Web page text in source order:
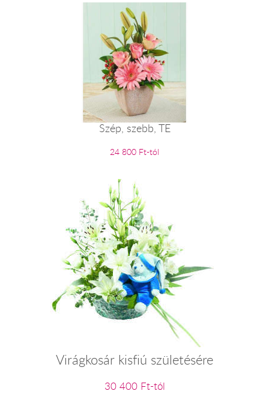
Szép, szebb, TE
24 800 Ft-tól
Virágkosár kisfiú születésére
30 400 Ft-tól